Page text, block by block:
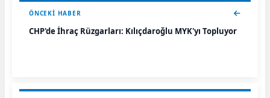
ÖNCEKI HABER
CHP'de İhraç Rüzgarları: Kılıçdaroğlu MYK'yı Topluyor